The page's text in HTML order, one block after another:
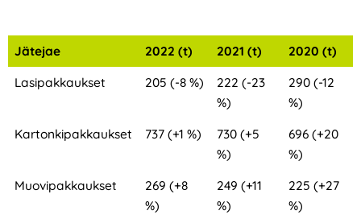
Jätejae 2022 (t) 2021 (t)
2020 (t)
Lasipakkaukset
205 (-8 %)
222 (-23
%)
290 (-12
%)
Kartonkipakkaukset
737 (+1 %)
730 (+5
%)
696 (+20
%)
Muovipakkaukset
269 (+8
%)
249 (+11
%)
225 (+27
%)